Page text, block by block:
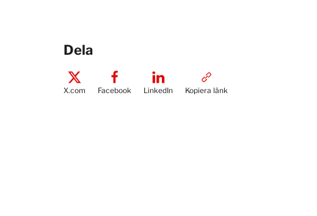
Dela
X.com Facebook LinkedIn Kopiera länk